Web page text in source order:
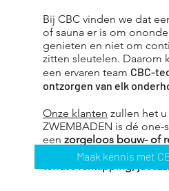
Bij CBC vinden we dat
of sauna er is om
genieten en niet om
zitten sleutelen. Daarom
een ervaren team CBC-
ontzorgen van elk
Onze klanten zullen het
ZWEMBADEN is dé
een zorgeloos bouw- of
uw droomzwembad,
terrasoverkapping,
Maak kennis met